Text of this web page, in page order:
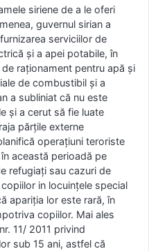
siriene de a le oferi
guvernul sirian a
serviciilor de
și a apei potabile, în
raționament pentru apă și
de combustibil și a
a subliniat că nu este
și a cerut să fie luate
părțile externe
operațiuni teroriste
această perioadă pe
refugiați sau cazuri de
in locuințele special
apariția lor este rară, în
copiilor. Mai ales
11/ 2011 privind
sub 15 ani, astfel că